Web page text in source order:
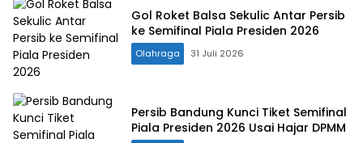
Gol Roket Balsa Sekulic Antar Persib
ke Semifinal Piala Presiden 2026
Olahraga 31 Juli 2026
Persib Bandung Kunci Tiket Semifinal
Piala Presiden 2026 Usai Hajar DPMM